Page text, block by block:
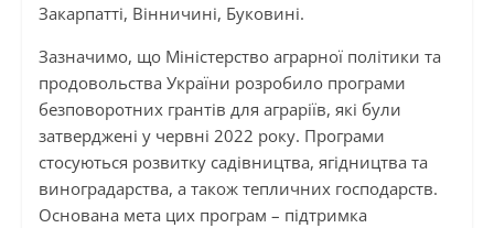
Закарпатті, Вінничині, Буковині.
Зазначимо, що Міністерство аграрної політики та
продовольства України розробило програми
безповоротних грантів для аграріїв, які були
затверджені у червні 2022 року. Програми
стосуються розвитку садівництва, ягідництва та
виноградарства, а також тепличних господарств.
Основана мета цих програм – підтримка